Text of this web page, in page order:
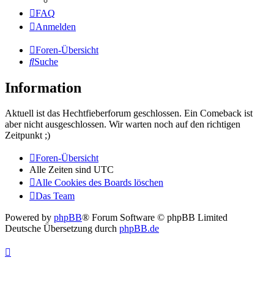
FAQ
Anmelden
Foren-Übersicht
Suche
Information
Aktuell ist das Hechtfieberforum geschlossen. Ein Comeback ist
aber nicht ausgeschlossen. Wir warten noch auf den richtigen
Zeitpunkt ;)
Foren-Übersicht
Alle Zeiten sind UTC
Alle Cookies des Boards löschen
Das Team
Powered by phpBB® Forum Software © phpBB Limited
Deutsche Übersetzung durch phpBB.de